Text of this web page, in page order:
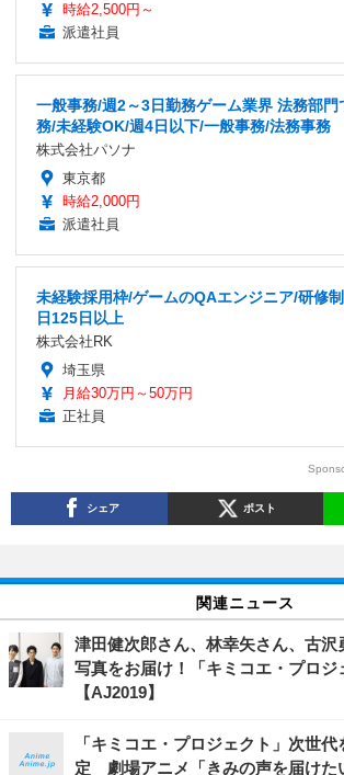
時給2,500円～
派遣社員
一般事務/週2～3日勤務ゲーム業界 法務部門
務/未経験OK/週4日以下/一般事務/法務事務
株式会社パソナ
東京都
時給2,000円
派遣社員
未経験採用枠/ゲームのQAエンジニア/研修
日125日以上
株式会社RK
埼玉県
月給30万円～50万円
正社員
シェア ポスト
関連ニュース
津田健次郎さん、林幸矢さん、古沢
写真をお届け！「キミコエ・プロジ
【AJ2019】
「キミコエ・プロジェクト」次世
定 劇場アニメ「きみの声を届けた